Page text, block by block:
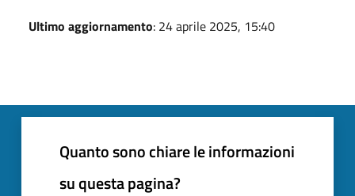
Ultimo aggiornamento: 24 aprile 2025, 15:40
Quanto sono chiare le informazioni
su questa pagina?